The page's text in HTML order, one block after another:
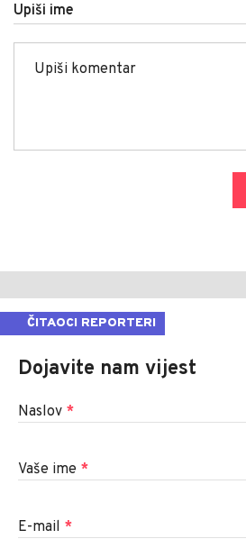
Upiši ime
ČITAOCI REPORTERI
Dojavite nam vijest
Naslov *
Vaše ime *
E-mail *